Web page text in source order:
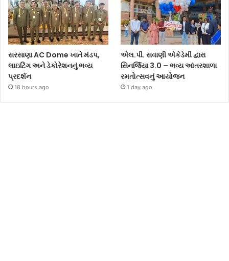
સરસાણા AC Dome ખાતે મંડપ,
લાઇટિંગ અને ડેકોરેશનનું ભવ્ય
પ્રદર્શન
18 hours ago
એલ.પી. સવાણી એકેડેમી દ્વારા
સિનર્જિયા 3.0 – ભવ્ય આંતરશાળા
રમતોત્સવનું આયોજન
1 day ago